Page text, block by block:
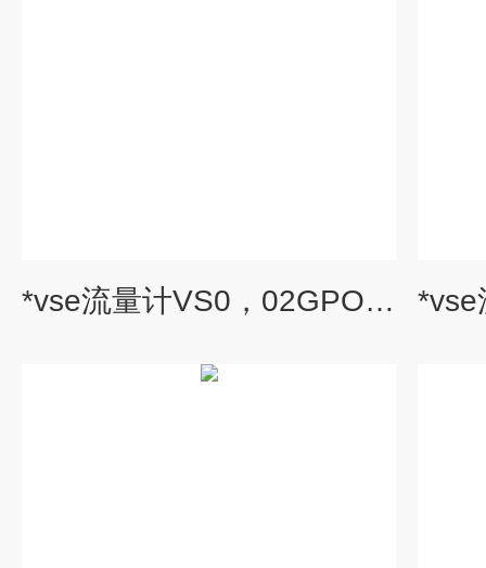
*vse流量计VS0，02GPO12V-10